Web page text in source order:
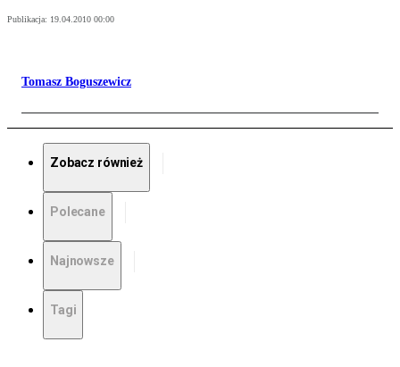
Publikacja: 19.04.2010 00:00
Tomasz Boguszewicz
Zobacz również
Polecane
Najnowsze
Tagi